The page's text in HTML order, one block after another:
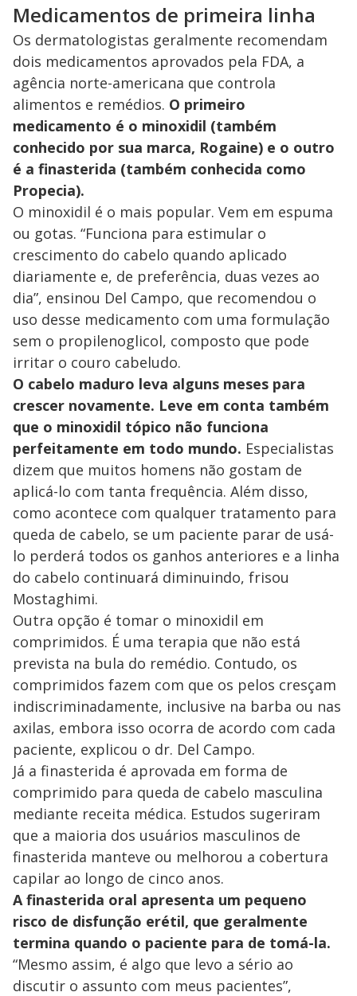
Medicamentos de primeira linha
Os dermatologistas geralmente recomendam
dois medicamentos aprovados pela FDA, a
agência norte-americana que controla
alimentos e remédios. O primeiro
medicamento é o minoxidil (também
conhecido por sua marca, Rogaine) e o outro
é a finasterida (também conhecida como
Propecia).
O minoxidil é o mais popular. Vem em espuma
ou gotas. “Funciona para estimular o
crescimento do cabelo quando aplicado
diariamente e, de preferência, duas vezes ao
dia”, ensinou Del Campo, que recomendou o
uso desse medicamento com uma formulação
sem o propilenoglicol, composto que pode
irritar o couro cabeludo.
O cabelo maduro leva alguns meses para
crescer novamente. Leve em conta também
que o minoxidil tópico não funciona
perfeitamente em todo mundo. Especialistas
dizem que muitos homens não gostam de
aplicá-lo com tanta frequência. Além disso,
como acontece com qualquer tratamento para
queda de cabelo, se um paciente parar de usá-
lo perderá todos os ganhos anteriores e a linha
do cabelo continuará diminuindo, frisou
Mostaghimi.
Outra opção é tomar o minoxidil em
comprimidos. É uma terapia que não está
prevista na bula do remédio. Contudo, os
comprimidos fazem com que os pelos cresçam
indiscriminadamente, inclusive na barba ou nas
axilas, embora isso ocorra de acordo com cada
paciente, explicou o dr. Del Campo.
Já a finasterida é aprovada em forma de
comprimido para queda de cabelo masculina
mediante receita médica. Estudos sugeriram
que a maioria dos usuários masculinos de
finasterida manteve ou melhorou a cobertura
capilar ao longo de cinco anos.
A finasterida oral apresenta um pequeno
risco de disfunção erétil, que geralmente
termina quando o paciente para de tomá-la.
“Mesmo assim, é algo que levo a sério ao
discutir o assunto com meus pacientes”,